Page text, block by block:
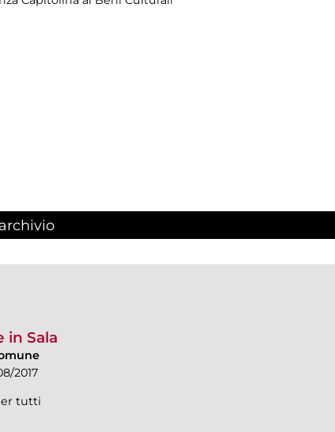
in Sala
2017
tutti